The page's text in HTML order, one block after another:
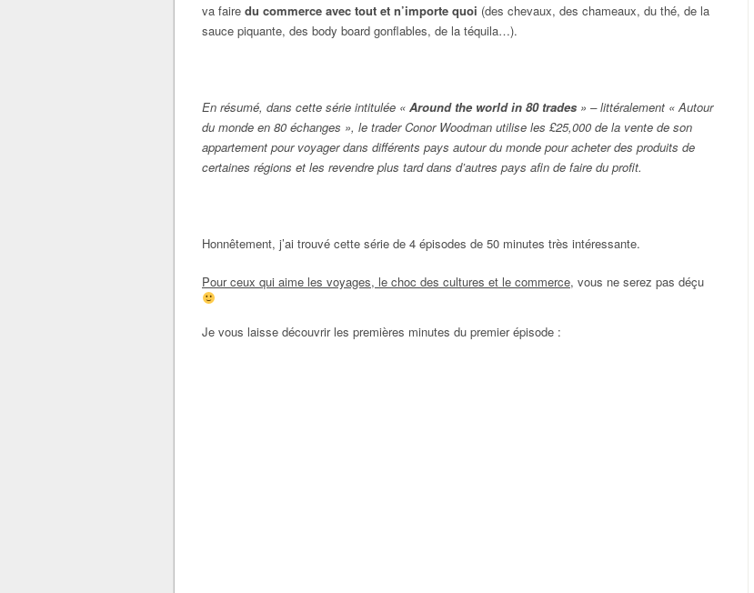
va faire du commerce avec tout et n’importe quoi (des chevaux, des chameaux, du thé, de la
sauce piquante, des body board gonflables, de la téquila…).
En résumé, dans cette série intitulée « Around the world in 80 trades » – littéralement « Autour
du monde en 80 échanges », le trader Conor Woodman utilise les £25,000 de la vente de son
appartement pour voyager dans différents pays autour du monde pour acheter des produits de
certaines régions et les revendre plus tard dans d’autres pays afin de faire du profit.
Honnêtement, j’ai trouvé cette série de 4 épisodes de 50 minutes très intéressante.
Pour ceux qui aime les voyages, le choc des cultures et le commerce, vous ne serez pas déçu
Je vous laisse découvrir les premières minutes du premier épisode :